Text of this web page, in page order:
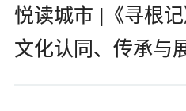
悦读城市 |《寻根
文化认同、传承与